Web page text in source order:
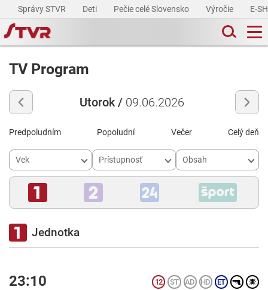
Správy STVR Deti Pečie celé Slovensko Výročie E-
TV Program
Utorok / 09.06.2026
Predpoludním Popoludní Večer Celý deň
Vek Prístupnosť Obsah
Jednotka
23:10